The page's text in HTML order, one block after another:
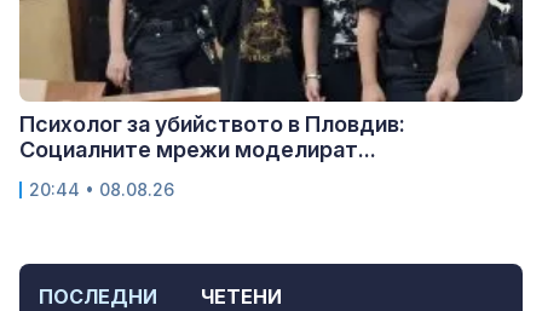
ПОСЛЕДНИ ЧЕТЕНИ
Психолог за убийството в Пловдив:
Социалните мрежи моделират...
20:44 • 08.08.26